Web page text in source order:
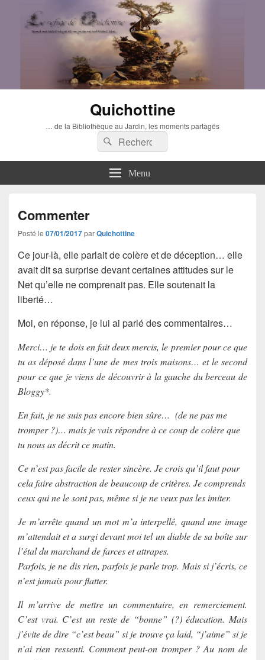
Quichottine
… de la Bibliothèque au Jardin, les moments partagés
Recherche :
Rechercher
Menu
Commenter
Posté le 07/01/2017parQuichottine
Ce jour-là, elle parlait de colère et de déception… elle
avait dit sa surprise devant certaines attitudes sur le
Net qu’elle ne comprenait pas. Elle soutenait la
liberté…
Moi, en réponse, je lui ai parlé des commentaires…
Merci… je te dois en fait deux mercis, le premier pour ce que
tu as déposé dans l’une de mes trois maisons… et le second
pour ce que je viens de découvrir à la gauche du berceau de
Bloggy*.
En fait, je ne suis pas encore bien sûre… (de ne pas me
tromper ?)… mais je vais répondre à ce coup de colère que
tu nous as décrit ce matin.
Ce n’est pas facile de rester sincère. Je crois qu’il faut pour
cela faire abstraction de beaucoup de critères. Je comprends
ceux qui ne le sont pas, même si je ne veux pas les imiter.
Je m’arrête quand un mot m’a interpellé, quand une image
m’attendait et a surgi devant moi tel un diable de sa boîte sur
l’étal du marchand de farces et attrapes.
Parfois, je ne dis rien, parfois je parle trop. Mais si j’écris, ce
n’est jamais pour flatter.
Il m’arrive de mettre un commentaire, en remerciement.
C’est vrai. C’est un reste de “bonne” (?) éducation. Mais
j’évite de dire “c’est beau” si je trouve ça laid, “j’aime” si je
n’ai rien ressenti. Comment peut-on tromper ? Au nom de